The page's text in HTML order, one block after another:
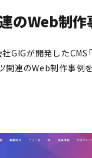
のWeb制作
GIGが開発したCMS
関連のWeb制作事例